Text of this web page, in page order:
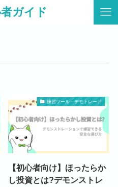
ガイド
練習ツール・デモトレード
【初心者向け】ほったらか
し投資とは?デモンストレ